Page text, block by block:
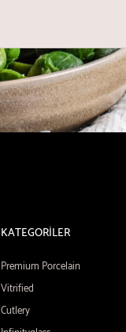
KATEGORİLER
Premium Porcelain
Vitrified
Cutlery